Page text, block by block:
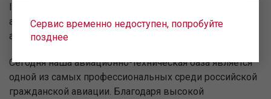
IOSA — передового стандарта всей мировой
авиационной индустрии в области осуществления
авиаперевозок и обеспечения их безопасности.
Сегодня наша авиационно-техническая база является
одной из самых профессиональных среди российской
гражданской авиации. Благодаря высокой
Сервис временно недоступен, попробуйте
позднее